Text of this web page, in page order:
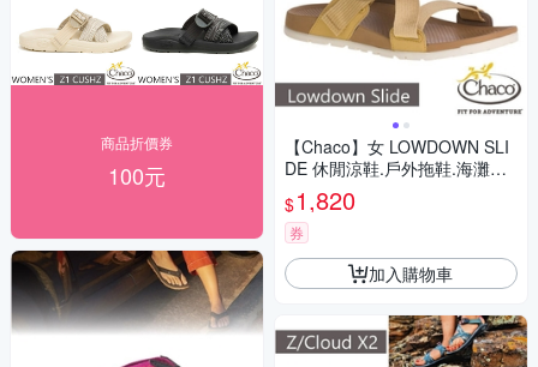
商品折價券
100元
【Chaco】女 LOWDOWN SLI
DE 休閒涼鞋.戶外拖鞋.海灘鞋_
CH-LSW01-HG02 咖哩黃
$1,820
券
加入購物車